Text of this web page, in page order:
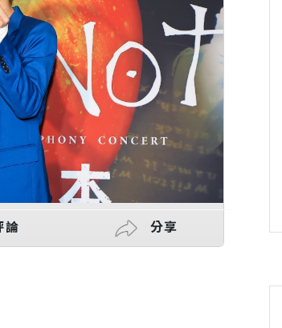
論 分享